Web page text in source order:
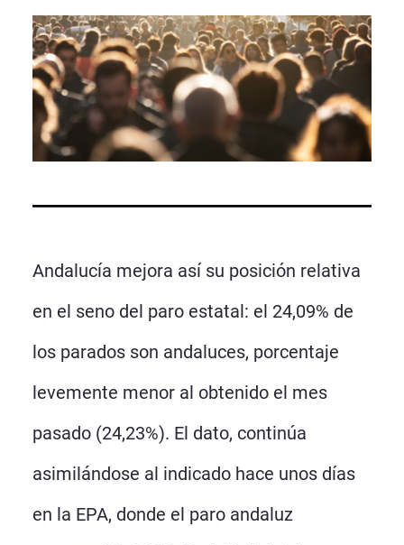
Andalucía mejora así su posición relativa
en el seno del paro estatal: el 24,09% de
los parados son andaluces, porcentaje
levemente menor al obtenido el mes
pasado (24,23%). El dato, continúa
asimilándose al indicado hace unos días
en la EPA, donde el paro andaluz